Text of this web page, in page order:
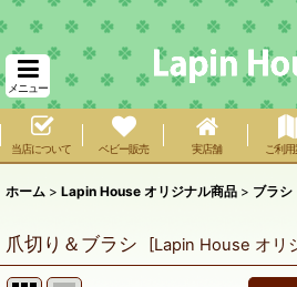
メニュー
当店について ベビー販売 実店舗 ご利
ホーム > Lapin House オリジナル商品 > ブラシ
爪切り＆ブラシ [Lapin House オリ